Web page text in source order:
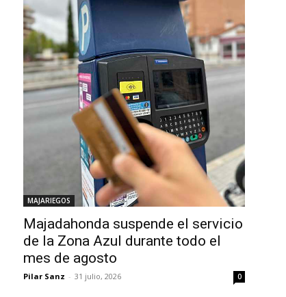
MAJARIEGOS
Majadahonda suspende el servicio
de la Zona Azul durante todo el
mes de agosto
Pilar Sanz - 31 julio, 2026 0